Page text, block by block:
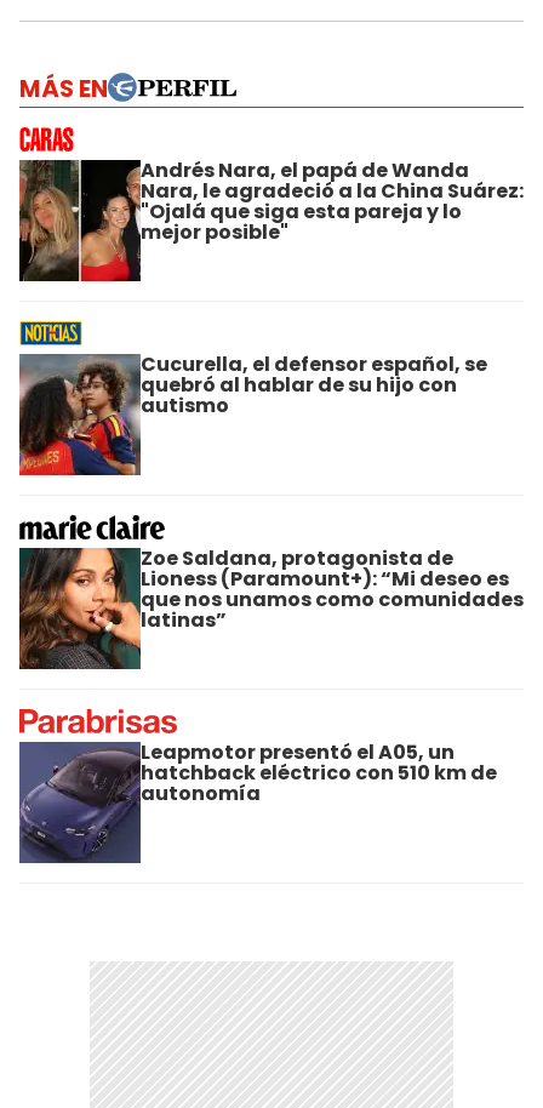
MÁS EN
Andrés Nara, el papá de Wanda
Nara, le agradeció a la China Suárez:
"Ojalá que siga esta pareja y lo
mejor posible"
Cucurella, el defensor español, se
quebró al hablar de su hijo con
autismo
Zoe Saldana, protagonista de
Lioness (Paramount+): “Mi deseo es
que nos unamos como comunidades
latinas”
Leapmotor presentó el A05, un
hatchback eléctrico con 510 km de
autonomía